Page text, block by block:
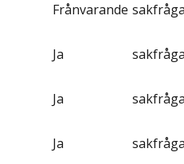
Frånvarande
Ja
Ja
Ja